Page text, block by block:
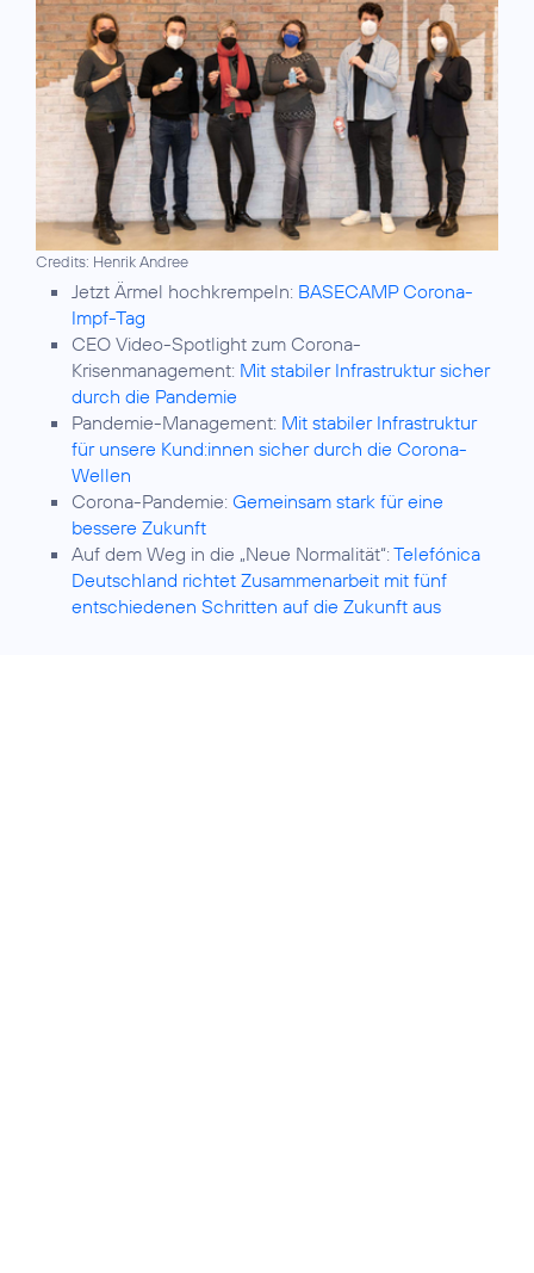
Credits: Henrik Andree
Jetzt Ärmel hochkrempeln: BASECAMP Corona-
Impf-Tag
CEO Video-Spotlight zum Corona-
Krisenmanagement: Mit stabiler Infrastruktur sicher
durch die Pandemie
Pandemie-Management: Mit stabiler Infrastruktur
für unsere Kund:innen sicher durch die Corona-
Wellen
Corona-Pandemie: Gemeinsam stark für eine
bessere Zukunft
Auf dem Weg in die „Neue Normalität“:Telefónica
Deutschland richtet Zusammenarbeit mit fünf
entschiedenen Schritten auf die Zukunft aus